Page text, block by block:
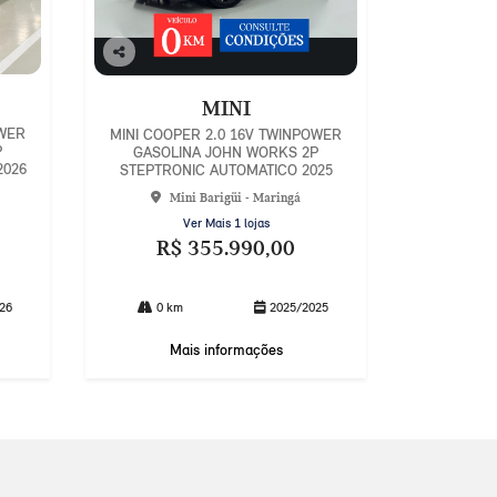
Co
lhe
MINI
MINI COOPER 2.0 16V TWINPOWER
GASOLINA JOHN WORKS 2P
STEPTRONIC AUTOMATICO 2025
Mini Barigüi - Maringá
Ver Mais 1 lojas
R$ 355.990,00
0 km 2025/2025
Mais informações